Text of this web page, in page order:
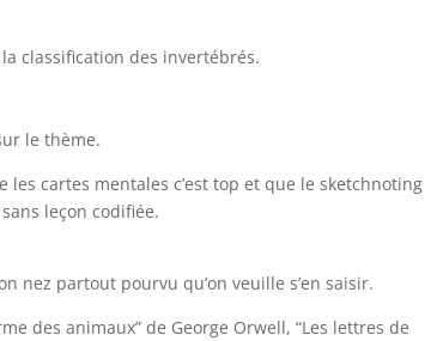
classification des invertébrés.
le thème.
les cartes mentales c’est top et que le sketchnoting
leçon codifiée.
nez partout pourvu qu’on veuille s’en saisir.
des animaux” de George Orwell, “Les lettres de